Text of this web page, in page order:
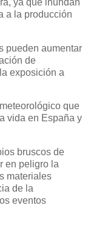
a la producción
pueden aumentar
de
exposición a
que
vida en España y
bruscos de
en peligro la
materiales
de la
eventos